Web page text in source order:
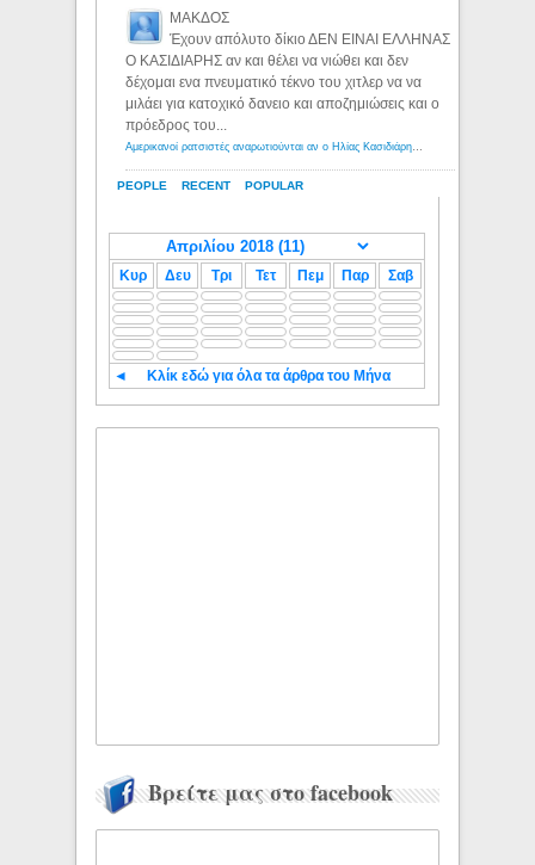
PEOPLE RECENT POPULAR
ΜΑΚΔΟΣ
Έχουν απόλυτο δίκιο ΔΕΝ ΕΙΝΑΙ ΕΛΛΗΝΑΣ
Ο ΚΑΣΙΔΙΑΡΗΣ αν και θέλει να νιώθει και δεν
δέχομαι ενα πνευματικό τέκνο του χιτλερ να να
μιλάει για κατοχικό δανειο και αποζημιώσεις και ο
πρόεδρος του...
Κυρ Δευ Τρι Τετ Πεμ Παρ Σαβ
◄ Κλίκ εδώ για όλα τα άρθρα του Μήνα
Βρείτε μας στο facebook